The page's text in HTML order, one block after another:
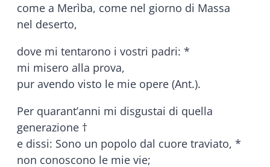
come a Merìba, come nel giorno di Massa
nel deserto,
dove mi tentarono i vostri padri: *
mi misero alla prova,
pur avendo visto le mie opere (Ant.).
Per quarant’anni mi disgustai di quella
generazione †
e dissi: Sono un popolo dal cuore traviato, *
non conoscono le mie vie;